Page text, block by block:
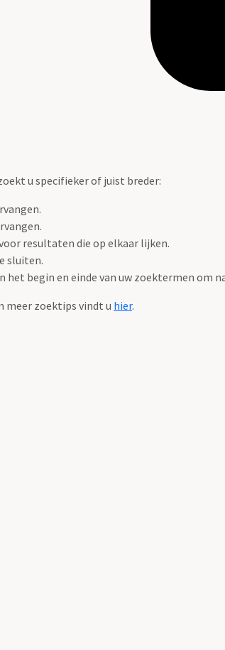
u specifieker of juist breder:
resultaten die op elkaar lijken.
sluiten.
het begin en einde van uw zoektermen om
meer zoektips vindt u hier.